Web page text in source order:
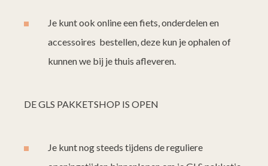
Je kunt ook online een fiets, onderdelen en
accessoires bestellen, deze kun je ophalen of
kunnen we bij je thuis afleveren.
DE GLS PAKKETSHOP IS OPEN
Je kunt nog steeds tijdens de reguliere